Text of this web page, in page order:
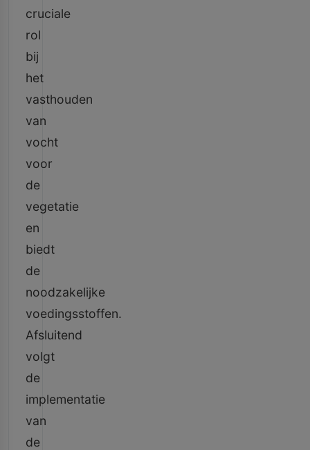
cruciale
rol
bij
het
vasthouden
van
vocht
voor
de
vegetatie
en
biedt
de
noodzakelijke
voedingsstoffen.
Afsluitend
volgt
de
implementatie
van
de